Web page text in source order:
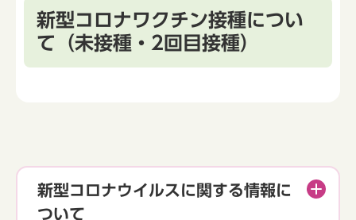
新型コロナワクチン接種につい
て（未接種・2回目接種）
新型コロナウイルスに関する情報に
ついて